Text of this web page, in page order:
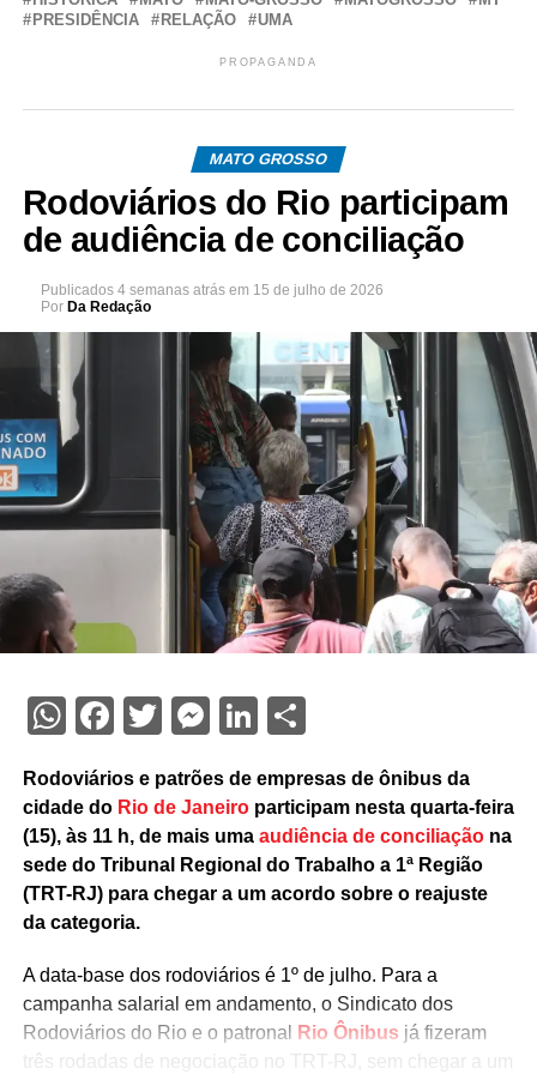
PRESIDÊNCIA
RELAÇÃO UMA
PROPAGANDA
MATO GROSSO
Rodoviários do Rio participam
de audiência de conciliação
Publicados 4 semanas atrás em 15 de julho de 2026
Por Da Redação
WhatsApp
Facebook
Twitter
Messenger
LinkedIn
Share
Rodoviários e patrões de empresas de ônibus da
cidade do Rio de Janeiroparticipam nesta quarta-feira
(15), às 11 h, de mais uma audiência de conciliaçãona
sede do Tribunal Regional do Trabalho a 1ª Região
(TRT-RJ) para chegar a um acordo sobre o reajuste
da categoria.
A data-base dos rodoviários é 1º de julho. Para a
campanha salarial em andamento, o Sindicato dos
Rodoviários do Rio e o patronal Rio Ônibus já fizeram
três rodadas de negociação no TRT-RJ, sem chegar a um